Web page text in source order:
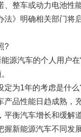
、整车或动力电池性
法》明确相关部门将
?
源汽车的个人用户
定为1年的考虑是什么
产品性能日趋成熟，
平衡汽车增长和缓解
握新能源汽车不同发